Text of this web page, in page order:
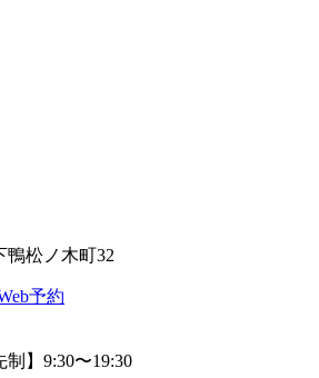
鴨松ノ木町32
予約
制】9:30〜19:30